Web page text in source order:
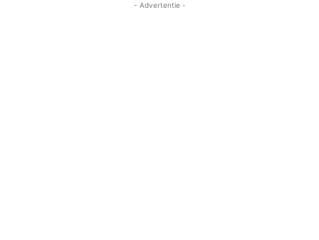
- Advertentie -